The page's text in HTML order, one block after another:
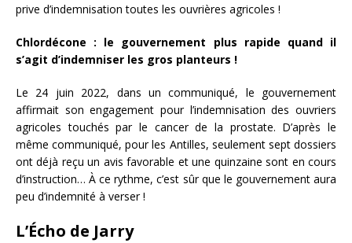
prive d’indemnisation toutes les ouvrières agricoles !
Chlordécone : le gouvernement plus rapide quand il
s’agit d’indemniser les gros planteurs !
Le 24 juin 2022, dans un communiqué, le gouvernement
affirmait son engagement pour l’indemnisation des ouvriers
agricoles touchés par le cancer de la prostate. D’après le
même communiqué, pour les Antilles, seulement sept dossiers
ont déjà reçu un avis favorable et une quinzaine sont en cours
d’instruction… À ce rythme, c’est sûr que le gouvernement aura
peu d’indemnité à verser !
L’Écho de Jarry